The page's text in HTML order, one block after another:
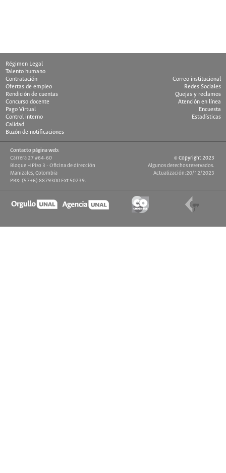
Régimen Legal
Talento humano
Contratación
Ofertas de empleo
Rendición de cuentas
Concurso docente
Pago Virtual
Control interno
Calidad
Buzón de notificaciones
Correo institucional
Redes Sociales
Quejas y reclamos
Atención en línea
Encuesta
Estadísticas
Contacto página web:
Carrera 27 #64-60
Bloque H Piso 3 - Oficina de dirección
Manizales, Colombia
PBX: (57+6) 8879300 Ext 50239.
© Copyright 2023
Algunos derechos reservados.
Actualización:20/12/2023